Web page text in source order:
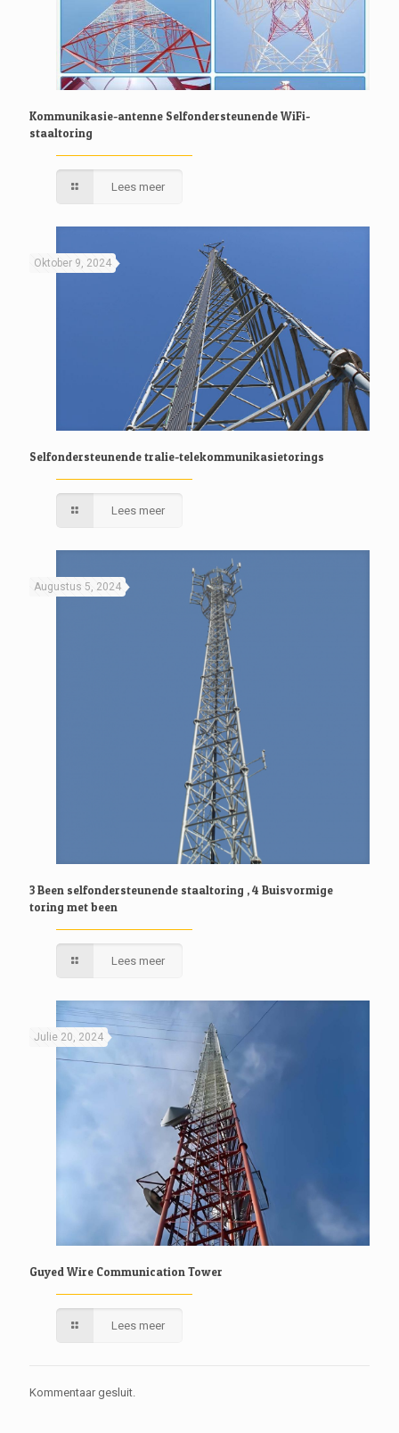
Kommunikasie-antenne Selfondersteunende WiFi-
staaltoring
Lees meer
Oktober 9, 2024
Selfondersteunende tralie-telekommunikasietorings
Lees meer
Augustus 5, 2024
3 Been selfondersteunende staaltoring , 4 Buisvormige
toring met been
Lees meer
Julie 20, 2024
Guyed Wire Communication Tower
Lees meer
Kommentaar gesluit.